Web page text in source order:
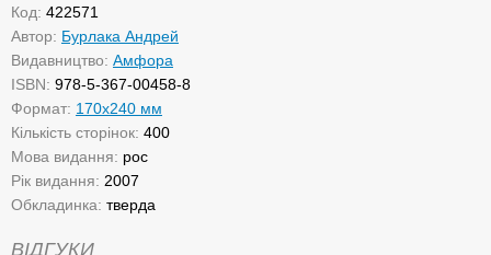
Код: 422571
Автор: Бурлака Андрей
Видавництво: Амфора
ISBN: 978-5-367-00458-8
Формат: 170x240 мм
Кількість сторінок: 400
Мова видання: рос
Рік видання: 2007
Обкладинка: тверда
ВІДГУКИ